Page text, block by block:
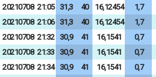
20210708 21:05 31,3 40 16,12454 1,7
20210708 21:06 31,3 40 16,12454 1,7
20210708 21:32 30,9 41 16,1541 0,7
20210708 21:33 30,9 41 16,1541 0,7
20210708 21:34 30,9 41 16,1541 0,7